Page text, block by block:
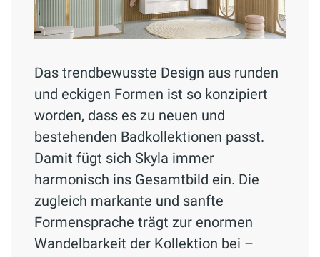
Das trendbewusste Design aus runden
und eckigen Formen ist so konzipiert
worden, dass es zu neuen und
bestehenden Badkollektionen passt.
Damit fügt sich Skyla immer
harmonisch ins Gesamtbild ein. Die
zugleich markante und sanfte
Formensprache trägt zur enormen
Wandelbarkeit der Kollektion bei –